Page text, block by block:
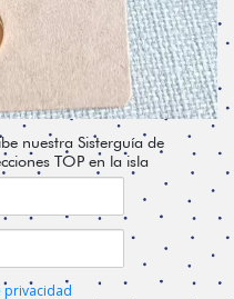
nuestra Sisterguía de
TOP en la isla
privacidad